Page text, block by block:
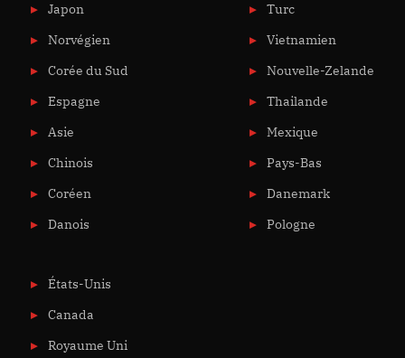
Japon
Norvégien
Corée du Sud
Espagne
Asie
Chinois
Coréen
Danois
Turc
Vietnamien
Nouvelle-Zelande
Thailande
Mexique
Pays-Bas
Danemark
Pologne
États-Unis
Canada
Royaume Uni